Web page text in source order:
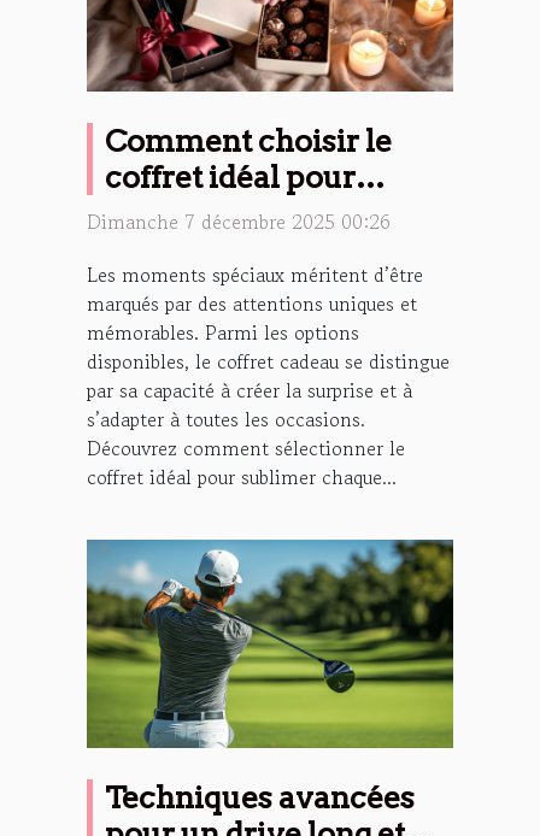
Comment choisir le
coffret idéal pour
célébrer les moments
Dimanche 7 décembre 2025 00:26
Les moments spéciaux méritent d’être
marqués par des attentions uniques et
mémorables. Parmi les options
disponibles, le coffret cadeau se distingue
par sa capacité à créer la surprise et à
s’adapter à toutes les occasions.
Découvrez comment sélectionner le
coffret idéal pour sublimer chaque...
Techniques avancées